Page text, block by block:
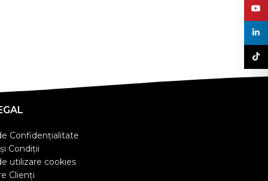
Confidențialitate
Condiții
utilizare cookies
Clienţi